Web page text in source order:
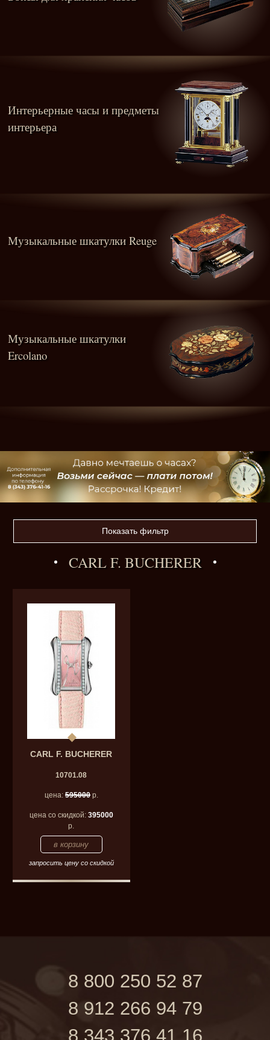
Интерьерные часы и предметы
интерьера
Музыкальные шкатулки Reuge
Музыкальные шкатулки
Ercolano
Показать фильтр
CARL F. BUCHERER
CARL F. BUCHERER
10701.08
цена: 595000р.
цена со скидкой: 395000
р.
запросить цену со скидкой
8 800 250 52 87
8 912 266 94 79
8 343 376 41 16